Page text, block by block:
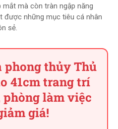
mà còn tràn ngập năng
những mục tiêu cá nhân
sẻ.
phong thủy Thủ
41cm trang trí
làm việc
giá!